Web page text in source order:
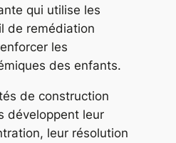
qui utilise les
de remédiation
les
des enfants.
de construction
développent leur
leur résolution